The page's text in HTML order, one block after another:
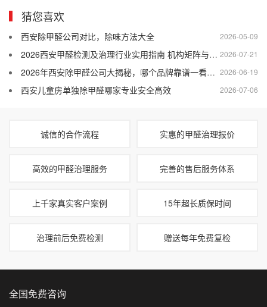
猜您喜欢
2026-05-09
西安除甲醛公司对比，除味方法大全
2026-07-21
2026西安甲醛检测及治理行业实用指南 机构矩阵与落地案例全解析
2026-06-19
2026年西安除甲醛公司大揭秘，哪个品牌靠谱一看便知！
2026-07-06
西安儿童房单独除甲醛哪家专业安全高效
诚信的合作流程 实惠的甲醛治理报价
高效的甲醛治理服务 完善的售后服务体系
上千家真实客户案例 15年超长质保时间
治理前后免费检测 赠送每年免费复检
全国免费咨询